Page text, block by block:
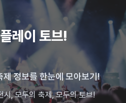
플레이 토브!
정보를 한눈에 모아보기!
시, 모두의 축제, 모두의 토브!